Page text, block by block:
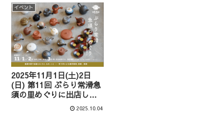
イベント
2025年11月1日(土)2日
(日) 第11回 ぶらり常滑急
須の里めぐりに出店しま
2025.10.04